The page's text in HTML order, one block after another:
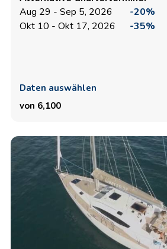
Aug 29 - Sep 5, 2026
-20%
Okt 10 - Okt 17, 2026
-35%
Daten auswählen
von 6,100